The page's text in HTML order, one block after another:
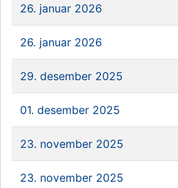
26. januar 2026
26. januar 2026
29. desember 2025
01. desember 2025
23. november 2025
23. november 2025